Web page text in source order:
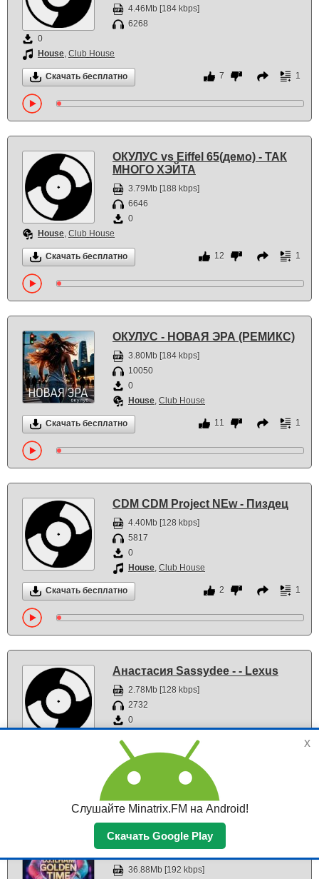
4.46Mb [184 kbps]
6268
0
House, Club House
Скачать бесплатно 7 1
ОКУЛУС vs Eiffel 65(демо) - ТАК
МНОГО ХЭЙТА
3.79Mb [188 kbps]
6646
0
House, Club House
Скачать бесплатно 12 1
ОКУЛУС - НОВАЯ ЭРА (РЕМИКС)
3.80Mb [184 kbps]
10050
0
House, Club House
Скачать бесплатно 11 1
CDM CDM Project NEw - Пиздец
4.40Mb [128 kbps]
5817
0
House, Club House
Скачать бесплатно 2 1
Анастасия Sassydee - - Lexus
2.78Mb [128 kbps]
2732
0
Скачать бесплатно
DJ ILHAM - GOLDEN TIME FULL
BASS VIRAL TERBARU 2026
36.88Mb [192 kbps]
Слушайте Minatrix.FM на Android!
Скачать Google Play
x